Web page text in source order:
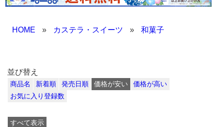
HOME » カステラ・スイーツ » 和菓子
並び替え
商品名 新着順 発売日順 価格が安い
価格が高い
お気に入り登録数
すべて表示